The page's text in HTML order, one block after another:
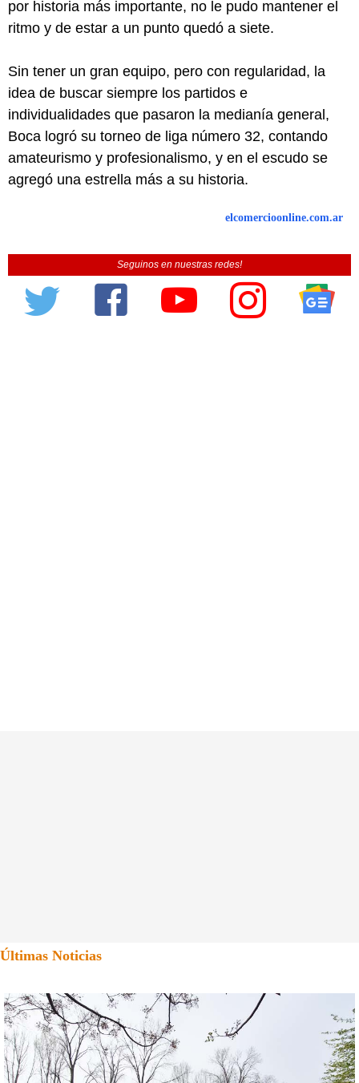
por historia más importante, no le pudo mantener el
ritmo y de estar a un punto quedó a siete.
Sin tener un gran equipo, pero con regularidad, la
idea de buscar siempre los partidos e
individualidades que pasaron la medianía general,
Boca logró su torneo de liga número 32, contando
amateurismo y profesionalismo, y en el escudo se
agregó una estrella más a su historia.
elcomercioonline.com.ar
Seguinos en nuestras redes!
Últimas Noticias